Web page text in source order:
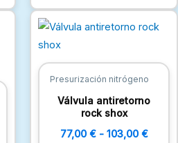
Presurización nitrógeno
Válvula antiretorno
rock shox
77,00 € - 103,00 €
Rango
de
77,00
hasta